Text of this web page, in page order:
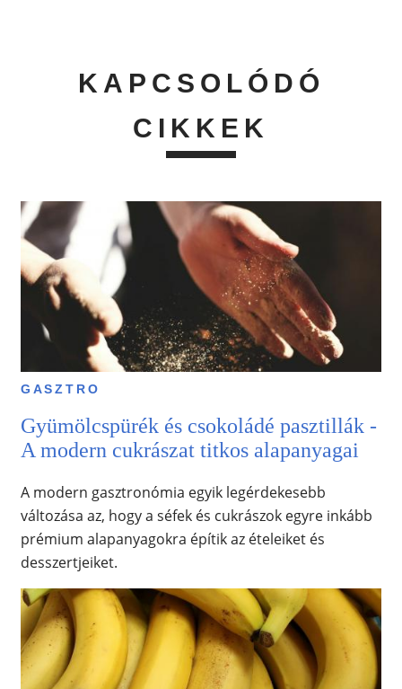
KAPCSOLÓDÓ
CIKKEK
GASZTRO
Gyümölcspürék és csokoládé pasztillák -
A modern cukrászat titkos alapanyagai
A modern gasztronómia egyik legérdekesebb
változása az, hogy a séfek és cukrászok egyre inkább
prémium alapanyagokra építik az ételeiket és
desszertjeiket.